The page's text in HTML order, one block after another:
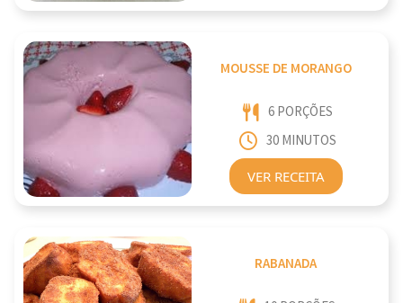
MOUSSE DE MORANGO
6 PORÇÕES
30 MINUTOS
VER RECEITA
RABANADA